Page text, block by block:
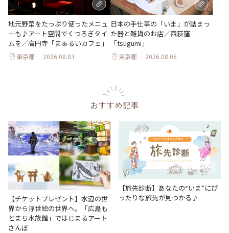
地元野菜をたっぷり使ったメニュ
ーも♪アート空間でくつろぎタイ
ムを／高円寺「まぁるいカフェ」
東京都 2026.08.03
日本の手仕事の「いま」が詰まっ
た器と雑貨のお店／西荻窪
「tsugumi」
東京都 2026.08.05
おすすめ記事
【チケットプレゼント】水辺の世
界から浮世絵の世界へ。「広島も
とまち水族館」ではじまるアート
さんぽ
【旅先診断】あなたの“いま”にぴ
ったりな旅先が見つかる♪